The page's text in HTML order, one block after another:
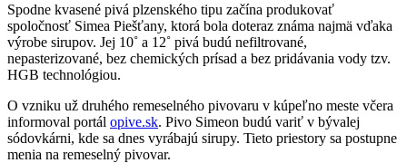
Spodne kvasené pivá plzenského tipu začína produkovať
spoločnosť Simea Piešťany, ktorá bola doteraz známa najmä vďaka
výrobe sirupov. Jej 10˚ a 12˚ pivá budú nefiltrované,
nepasterizované, bez chemických prísad a bez pridávania vody tzv.
HGB technológiou.
O vzniku už druhého remeselného pivovaru v kúpeľno meste včera
informoval portál opive.sk. Pivo Simeon budú variť v bývalej
sódovkárni, kde sa dnes vyrábajú sirupy. Tieto priestory sa postupne
menia na remeselný pivovar.